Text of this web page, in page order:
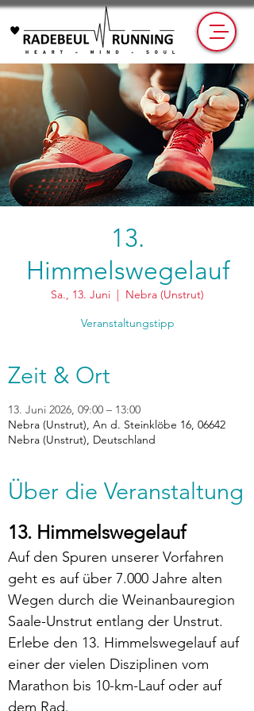
13.
Himmelswegelauf
Sa., 13. Juni
  |
Nebra (Unstrut)
Veranstaltungstipp
Zeit & Ort
13. Juni 2026, 09:00 – 13:00
Nebra (Unstrut), An d. Steinklöbe 16, 06642
Nebra (Unstrut), Deutschland
Über die Veranstaltung
13. Himmelswegelauf
Auf den Spuren unserer Vorfahren
geht es auf über 7.000 Jahre alten
Wegen durch die Weinanbauregion
Saale-Unstrut entlang der Unstrut.
Erlebe den 13. Himmelswegelauf auf
einer der vielen Disziplinen vom
Marathon bis 10-km-Lauf oder auf
dem Rad.